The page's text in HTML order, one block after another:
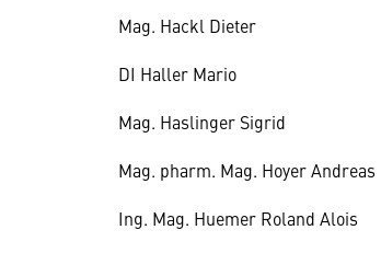
Mag. Hackl Dieter
DI Haller Mario
Mag. Haslinger Sigrid
Mag. pharm. Mag. Hoyer Andreas
Ing. Mag. Huemer Roland Alois